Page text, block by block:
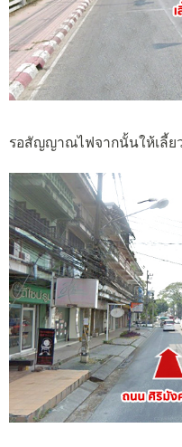
รอสัญญาณไฟจากนั้นให้เลี้ย